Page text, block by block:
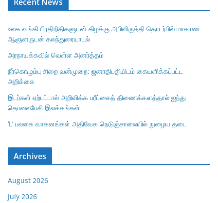
உலக வங்கி பிரதிநிதிகளுடன் கிழக்கு அபிவிருத்தி தொடர்பில் மாகாண
ஆளுனருடன் கலந்துரையாடல்
அரநாயக்கவில் வெள்ள அனர்த்தம்
நீர்கொழும்பு சிறை வன்முறை; ஜனாதிபதியிடம் கையளிக்கப்பட்ட
அறிக்கை
இடர்கள் ஏற்பட்டால் அறிவிக்க பரீட்சைத் திணைக்களத்தால் ஐந்து
தொலைபேசி இலக்கங்கள்
‘L’ பலகை வாகனங்கள் அதிவேக நெடுஞ்சாலையில் நுழைய தடை
Archives
August 2026
July 2026